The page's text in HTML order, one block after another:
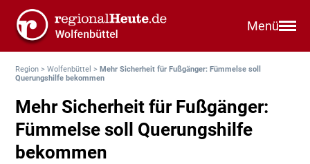
Menü
Region >Wolfenbüttel >Mehr Sicherheit für Fußgänger: Fümmelse soll
Querungshilfe bekommen
Mehr Sicherheit für Fußgänger:
Fümmelse soll Querungshilfe
bekommen